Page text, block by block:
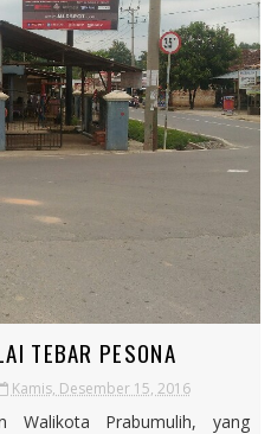
TEBAR PESONA
Kamis, Desember 15, 2016
Walikota Prabumulih, yang